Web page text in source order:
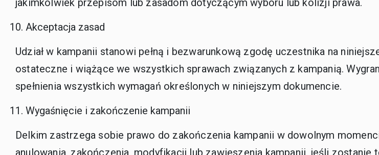
jakimkolwiek przepisom lub zasadom dotyczącym wyboru lub kolizji prawa.
Akceptacja zasad
Udział w kampanii stanowi pełną i bezwarunkową zgodę uczestnika na
ostateczne i wiążące we wszystkich sprawach związanych z kampanią.
spełnienia wszystkich wymagań określonych w niniejszym dokumencie.
Wygaśnięcie i zakończenie kampanii
Delkim zastrzega sobie prawo do zakończenia kampanii w dowolnym
anulowania, zakończenia, modyfikacji lub zawieszenia kampanii, jeśli zostanie